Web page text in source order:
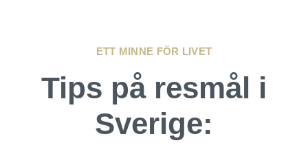
ETT MINNE FÖR LIVET
Tips på resmål i
Sverige: